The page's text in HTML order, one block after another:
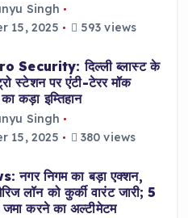
Singh
15, 2025
593 views
Security: दिल्ली ब्लास्ट के
स्टेशन पर एंटी-टेरर मॉक
कड़ा इम्तिहान
Singh
15, 2025
380 views
नगर निगम का बड़ा एक्शन,
लॉन को कुर्की वारंट जारी; 5
जमा करने का अल्टीमेटम